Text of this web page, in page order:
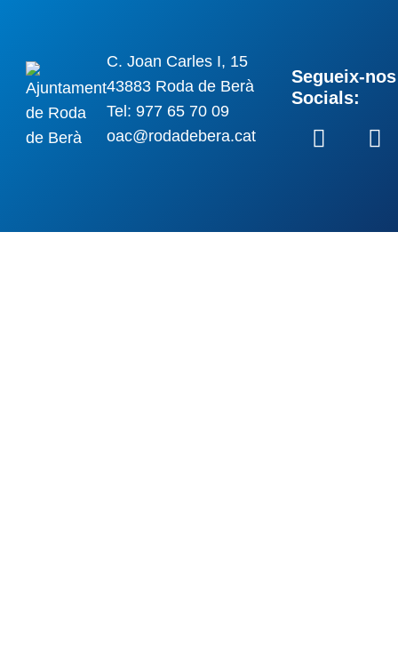
C. Joan Carles I, 15
43883 Roda de Berà
Tel: 977 65 70 09
oac@rodadebera.cat
Segueix-
Socials: